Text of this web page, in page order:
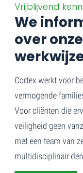
Vrijblijvend
We
over
Cortex werkt voor
vermogende
Voor cliënten die
veiligheid geen
met een team van
multidisciplinair